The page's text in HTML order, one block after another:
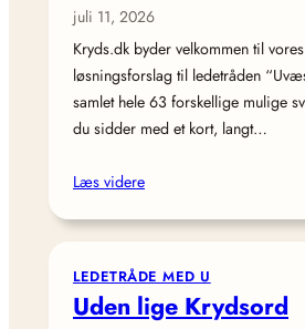
juli 11, 2026
Kryds.dk byder velkommen til
løsningsforslag til ledetråden
samlet hele 63 forskellige mulige
du sidder med et kort, langt…
Læs videre
LEDETRÅDE MED U
Uden lige Krydsord